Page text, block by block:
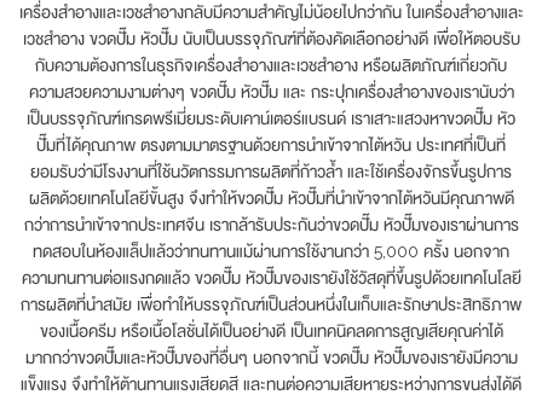
เครื่องสำอางและเวชสำอางกลับมีความสำคัญไม่น้อยไปกว่ากัน ในเครื่องสำอางและ
เวชสำอาง ขวดปั๊ม หัวปั๊ม นับเป็นบรรจุภัณฑ์ที่ต้องคัดเลือกอย่างดี เพื่อให้ตอบรับ
กับความต้องการในธุรกิจเครื่องสำอางและเวชสำอาง หรือผลิตภัณฑ์เกี่ยวกับ
ความสวยความงามต่างๆ ขวดปั๊ม หัวปั๊ม และ กระปุกเครื่องสำอางของเรานับว่า
เป็นบรรจุภัณฑ์เกรดพรีเมี่ยมระดับเคาน์เตอร์แบรนด์ เราเสาะแสวงหาขวดปั๊ม หัว
ปั๊มที่ได้คุณภาพ ตรงตามมาตรฐานด้วยการนำเข้าจากไต้หวัน ประเทศที่เป็นที่
ยอมรับว่ามีโรงงานที่ใช้นวัตกรรมการผลิตที่ก้าวล้ำ และใช้เครื่องจักรขึ้นรูปการ
ผลิตด้วยเทคโนโลยีขั้นสูง จึงทำให้ขวดปั๊ม หัวปั๊มที่นำเข้าจากไต้หวันมีคุณภาพดี
กว่าการนำเข้าจากประเทศจีน เรากล้ารับประกันว่าขวดปั๊ม หัวปั๊มของเราผ่านการ
ทดสอบในห้องแล็ปแล้วว่าทนทานแม้ผ่านการใช้งานกว่า 5,000 ครั้ง นอกจาก
ความทนทานต่อแรงกดแล้ว ขวดปั๊ม หัวปั๊มของเรายังใช้วัสดุที่ขึ้นรูปด้วยเทคโนโลยี
การผลิตที่นำสมัย เพื่อทำให้บรรจุภัณฑ์เป็นส่วนหนึ่งในเก็บและรักษาประสิทธิภาพ
ของเนื้อครีม หรือเนื้อโลชั่นได้เป็นอย่างดี เป็นเทคนิคลดการสูญเสียคุณค่าได้
มากกว่าขวดปั๊มและหัวปั๊มของที่อื่นๆ นอกจากนี้ ขวดปั๊ม หัวปั๊มของเรายังมีความ
แข็งแรง จึงทำให้ต้านทานแรงเสียดสี และทนต่อความเสียหายระหว่างการขนส่งได้ดี